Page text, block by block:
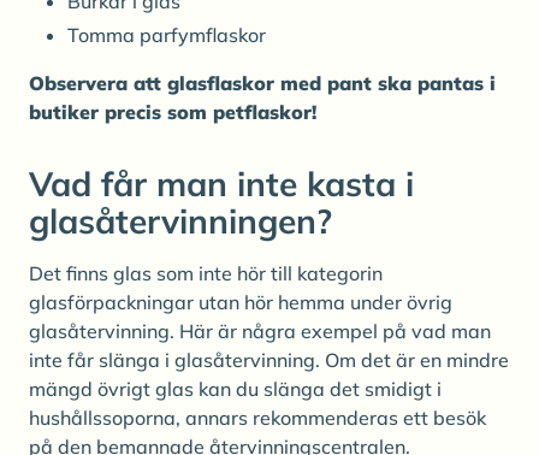
Tomma parfymflaskor
Observera att glasflaskor med pant ska pantas i
butiker precis som petflaskor!
Vad får man inte kasta i
glasåtervinningen?
Det finns glas som inte hör till kategorin
glasförpackningar utan hör hemma under övrig
glasåtervinning. Här är några exempel på vad man
inte får slänga i glasåtervinning. Om det är en mindre
mängd övrigt glas kan du slänga det smidigt i
hushållssoporna, annars rekommenderas ett besök
på den bemannade återvinningscentralen.